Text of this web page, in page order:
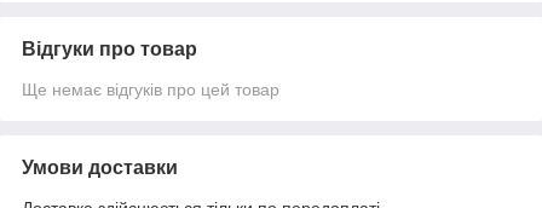
Відгуки про товар
Ще немає відгуків про цей товар
Умови доставки